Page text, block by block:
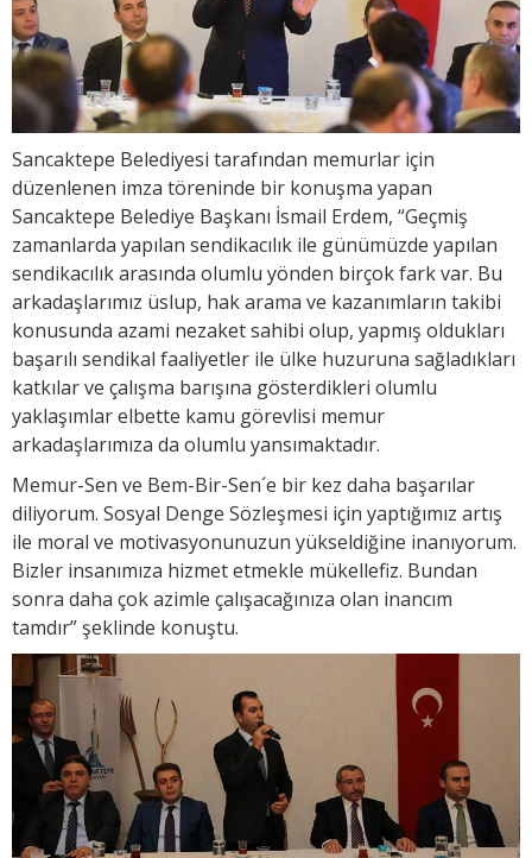
Sancaktepe Belediyesi tarafından memurlar için
düzenlenen imza töreninde bir konuşma yapan
Sancaktepe Belediye Başkanı İsmail Erdem, “Geçmiş
zamanlarda yapılan sendikacılık ile günümüzde yapılan
sendikacılık arasında olumlu yönden birçok fark var. Bu
arkadaşlarımız üslup, hak arama ve kazanımların takibi
konusunda azami nezaket sahibi olup, yapmış oldukları
başarılı sendikal faaliyetler ile ülke huzuruna sağladıkları
katkılar ve çalışma barışına gösterdikleri olumlu
yaklaşımlar elbette kamu görevlisi memur
arkadaşlarımıza da olumlu yansımaktadır.
Memur-Sen ve Bem-Bir-Sen´e bir kez daha başarılar
diliyorum. Sosyal Denge Sözleşmesi için yaptığımız artış
ile moral ve motivasyonunuzun yükseldiğine inanıyorum.
Bizler insanımıza hizmet etmekle mükellefiz. Bundan
sonra daha çok azimle çalışacağınıza olan inancım
tamdır” şeklinde konuştu.